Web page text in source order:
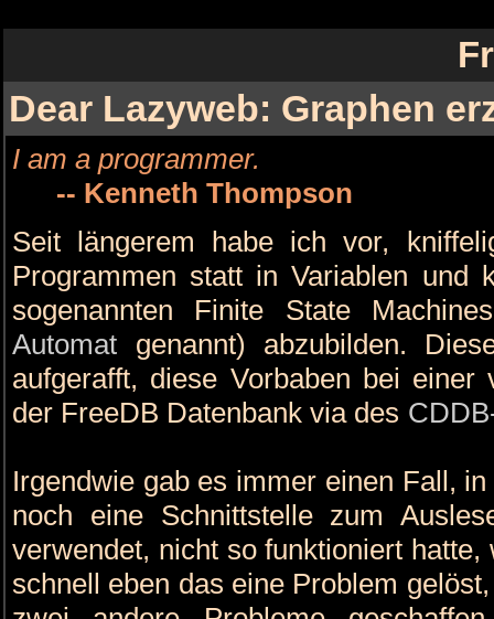
Dear Lazyweb: Graphen
I am a programmer.
-- Kenneth Thompson
Seit längerem habe ich vor,
Programmen statt in Variablen und
sogenannten Finite State
Automat genannt) abzubilden.
aufgerafft, diese Vorbaben bei
der FreeDB Datenbank via des
Irgendwie gab es immer einen Fall,
noch eine Schnittstelle zum
verwendet, nicht so funktioniert
schnell eben das eine Problem